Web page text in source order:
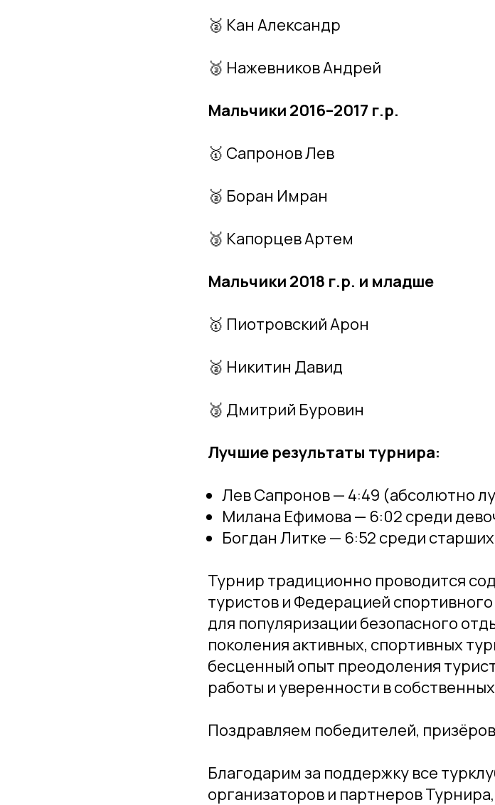
🥈 Кан Александр
🥉 Нажевников Андрей
Мальчики 2016–2017 г.р.
🥇 Сапронов Лев
🥈 Боран Имран
🥉 Капорцев Артем
Мальчики 2018 г.р. и младше
🥇 Пиотровский Арон
🥈 Никитин Давид
🥉 Дмитрий Буровин
Лучшие результаты турнира:
Лев Сапронов — 4:49 (абсолютно
Милана Ефимова — 6:02 среди
Богдан Литке — 6:52 среди
Турнир традиционно проводится
туристов и Федерацией
для популяризации безопасного
поколения активных, спортивных
бесценный опыт преодоления
работы и уверенности в
Поздравляем победителей,
Благодарим за поддержку все
организаторов и партнеров